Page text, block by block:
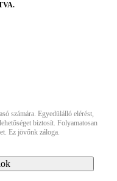
számára. Egyedülálló elérést,
biztosít. Folyamatosan
Ez jövőnk záloga.